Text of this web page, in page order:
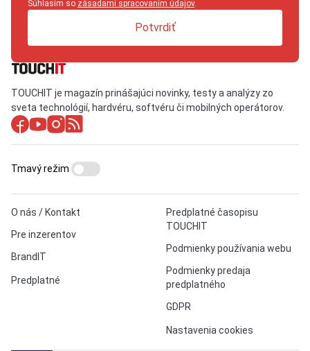
Súhlasím so zásadami spracovaním údajov.
Potvrdiť
TOUCHIT je magazín prinášajúci novinky, testy a analýzy zo
sveta technológií, hardvéru, softvéru či mobilných operátorov.
O nás / Kontakt
Pre inzerentov
BrandIT
Predplatné
Predplatné časopisu
TOUCHIT
Podmienky používania webu
Podmienky predaja
predplatného
GDPR
Nastavenia cookies
Tmavý režim